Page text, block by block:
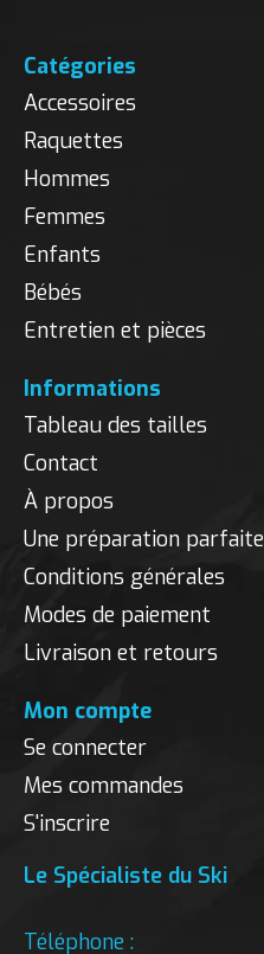
Catégories
Accessoires
Raquettes
Hommes
Femmes
Enfants
Bébés
Entretien et pièces
Informations
Tableau des tailles
Contact
À propos
Une préparation parfaite
Conditions générales
Modes de paiement
Livraison et retours
Mon compte
Se connecter
Mes commandes
S'inscrire
Le Spécialiste du Ski
Téléphone :